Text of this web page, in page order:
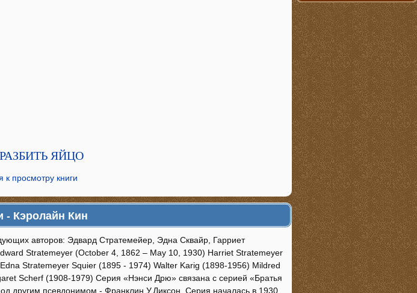
ЯЙЦО
к просмотру книги
- Кэролайн Кин
авторов: Эдвард Стратемейер, Эдна Сквайр, Гарриет
Stratemeyer (October 4, 1862 – May 10, 1930) Harriet Stratemeyer
Stratemeyer Squier (1895 - 1974) Walter Karig (1898-1956) Mildred
Scherf (1908-1979) Серия «Нэнси Дрю» связана с серией «Братья
другим псевдонимом - Франклин У.Диксон. Серия началась в 1930